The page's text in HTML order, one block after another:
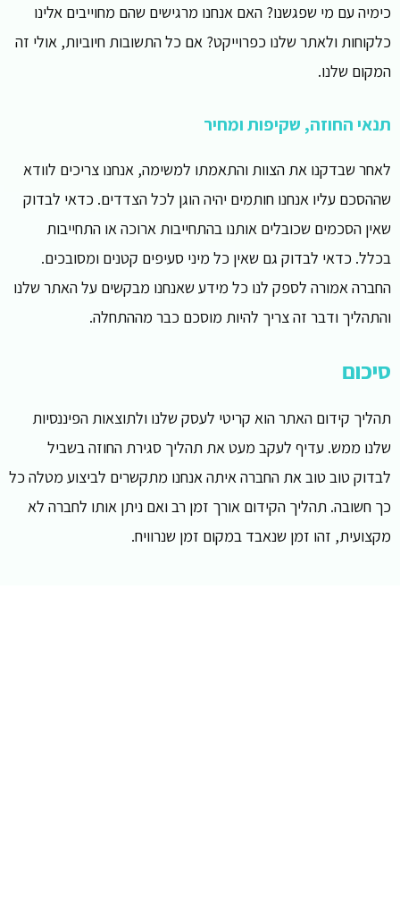
כימיה עם מי שפגשנו? האם אנחנו מרגישים שהם מחוייבים אלינו
כלקוחות ולאתר שלנו כפרוייקט? אם כל התשובות חיוביות, אולי זה
המקום שלנו.
תנאי החוזה, שקיפות ומחיר
לאחר שבדקנו את הצוות והתאמתו למשימה, אנחנו צריכים לוודא
שההסכם עליו אנחנו חותמים יהיה הוגן לכל הצדדים. כדאי לבדוק
שאין הסכמים שכובלים אותנו בהתחייבות ארוכה או התחייבות
בכלל. כדאי לבדוק גם שאין כל מיני סעיפים קטנים ומסובכים.
החברה אמורה לספק לנו כל מידע שאנחנו מבקשים על האתר שלנו
והתהליך ודבר זה צריך להיות מוסכם כבר מההתחלה.
סיכום
תהליך קידום האתר הוא קריטי לעסק שלנו ולתוצאות הפיננסיות
שלנו ממש. עדיף לעקב מעט את תהליך סגירת החוזה בשביל
לבדוק טוב טוב את החברה איתה אנחנו מתקשרים לביצוע מטלה כל
כך חשובה. תהליך הקידום אורך זמן רב ואם ניתן אותו לחברה לא
מקצועית, זהו זמן שנאבד במקום זמן שנרוויח.